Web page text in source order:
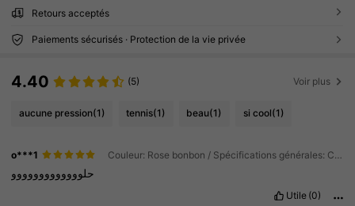
Retours acceptés
Paiements sécurisés · Protection de la vie privée
4.40 (5) Voir plus
aucune pression(1) tennis(1) beau(1) si cool(1)
o***1
حلووووووووووووو
Utile (0)